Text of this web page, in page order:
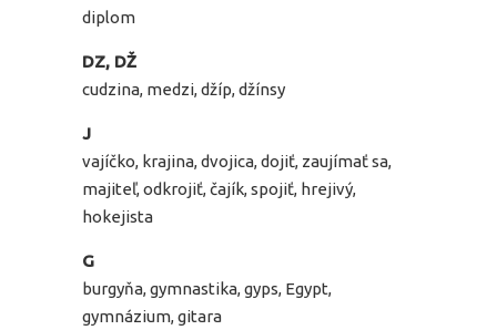
diplom
DZ, DŽ
cudzina, medzi, džíp, džínsy
J
vajíčko, krajina, dvojica, dojiť, zaujímať sa,
majiteľ, odkrojiť, čajík, spojiť, hrejivý,
hokejista
G
burgyňa, gymnastika, gyps, Egypt,
gymnázium, gitara